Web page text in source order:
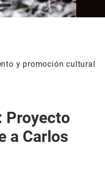
y promoción cultural
Proyecto
a Carlos